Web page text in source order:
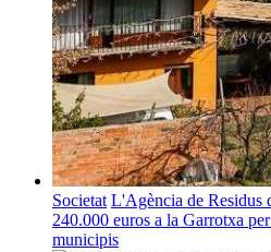
Societat L'Agència de Residus
240.000 euros a la Garrotxa
municipis